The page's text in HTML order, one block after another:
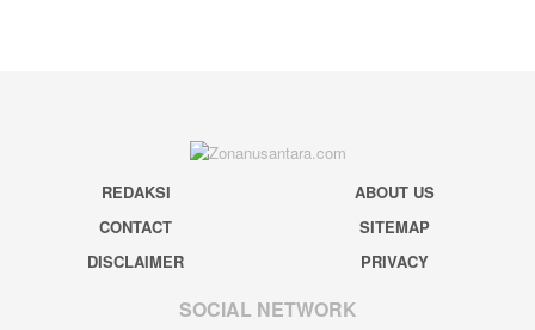
REDAKSI
ABOUT US
CONTACT
SITEMAP
DISCLAIMER
PRIVACY
SOCIAL NETWORK